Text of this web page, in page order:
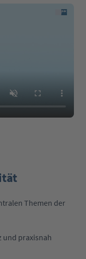
Themen der
und praxisnah